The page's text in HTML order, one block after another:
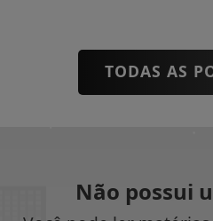
TODAS AS
Não possui